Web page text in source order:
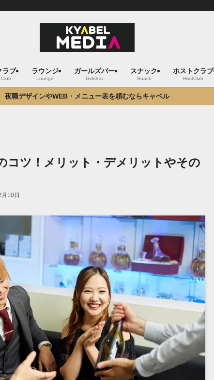
ラブ
Club
ラウンジ
Lounge
ガールズバー
GirlsBar
スナック
Snack
ホストクラブ
HostClub
夜職デザインやWEB・メニュー表を頼むならキャベル
コツ！メリット・デメリットやその
10日